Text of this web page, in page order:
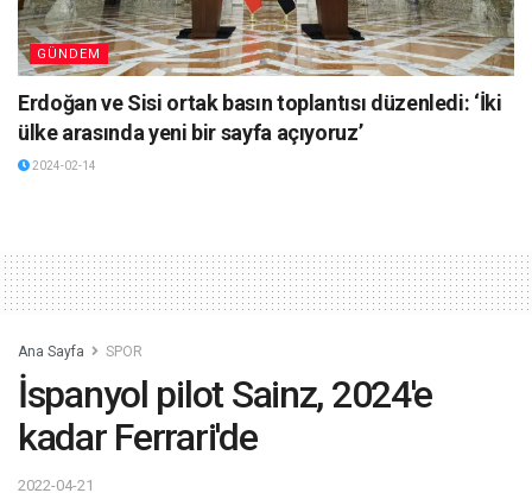
GÜNDEM
Erdoğan ve Sisi ortak basın toplantısı düzenledi: ‘İki
ülke arasında yeni bir sayfa açıyoruz’
2024-02-14
Ana Sayfa SPOR
İspanyol pilot Sainz, 2024'e
kadar Ferrari'de
2022-04-21